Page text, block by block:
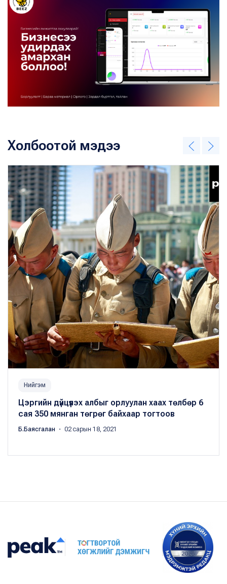
Холбоотой мэдээ
Нийгэм
Цэргийн дүйцүүлэх албыг орлуулан хаах төлбөр 6
сая 350 мянган төгрөг байхаар тогтоов
Б.Баясгалан ・ 02 сарын 18, 2021